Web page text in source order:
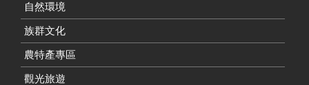
自然環境
族群文化
農特產專區
觀光旅遊